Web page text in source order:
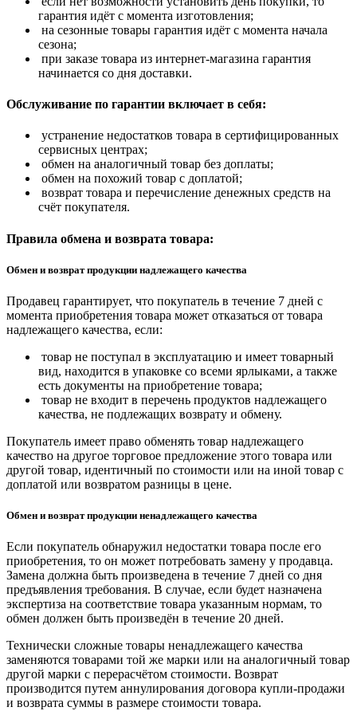
гарантия идёт с момента изготовления;
на сезонные товары гарантия идёт с момента начала
сезона;
при заказе товара из интернет-магазина гарантия
начинается со дня доставки.
Обслуживание по гарантии включает в себя:
устранение недостатков товара в сертифицированных
сервисных центрах;
обмен на аналогичный товар без доплаты;
обмен на похожий товар с доплатой;
возврат товара и перечисление денежных средств на
счёт покупателя.
Правила обмена и возврата товара:
Обмен и возврат продукции надлежащего качества
Продавец гарантирует, что покупатель в течение 7 дней с
момента приобретения товара может отказаться от товара
надлежащего качества, если:
товар не поступал в эксплуатацию и имеет товарный
вид, находится в упаковке со всеми ярлыками, а также
есть документы на приобретение товара;
товар не входит в перечень продуктов надлежащего
качества, не подлежащих возврату и обмену.
Покупатель имеет право обменять товар надлежащего
качество на другое торговое предложение этого товара или
другой товар, идентичный по стоимости или на иной товар с
доплатой или возвратом разницы в цене.
Обмен и возврат продукции ненадлежащего качества
Если покупатель обнаружил недостатки товара после его
приобретения, то он может потребовать замену у продавца.
Замена должна быть произведена в течение 7 дней со дня
предъявления требования. В случае, если будет назначена
экспертиза на соответствие товара указанным нормам, то
обмен должен быть произведён в течение 20 дней.
Технически сложные товары ненадлежащего качества
заменяются товарами той же марки или на аналогичный товар
другой марки с перерасчётом стоимости. Возврат
производится путем аннулирования договора купли-продажи
и возврата суммы в размере стоимости товара.